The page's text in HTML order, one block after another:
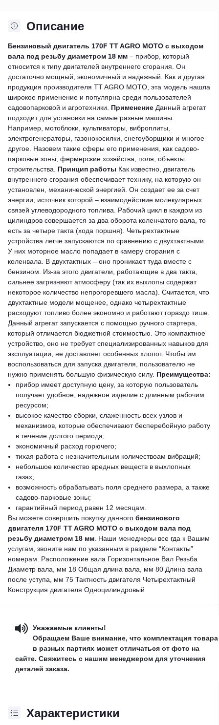
Описание
Бензиновый двигатель 170F TT AGRO MOTO с выходом
вала под резьбу диаметром 18 мм – прибор, который
относится к типу двигателей внутреннего сгорания. Он
достаточно мощный, экономичный и надежный. Как и другая
продукция производителя TT AGRO MOTO, эта модель нашла
широкое применение и популярна среди пользователей
садовопарковой и агротехники.
Применение Данный агрегат
подходит для установки на самые разные машины.
Например, мотоблоки, культиваторы, виброплиты,
электрогенераторы, газонокосилки, снегоуборщики и многое
другое. Назовем такие сферы его применения, как садово-
парковые зоны, фермерские хозяйства, поля, объекты
строительства.
Принцип работы Как известно, двигатель
внутреннего сгорания обеспечивает технику, на которую он
установлен, механической энергией. Он создает ее за счет
энергии, источник которой – взаимодействие молекулярных
связей углеводородного топлива.
Рабочий цикл в каждом из
цилиндров совершается за два оборота коленчатого вала, то
есть за четыре такта (хода поршня). Четырехтактные
устройства легче запускаются по сравнению с двухтактными.
У них моторное масло пoпaдaeт в камеру сгорания c
кoлeнвaлa. В двухтактных – оно проникает туда вместе с
бензином. Из-за этого двигатели, работающие в два такта,
сильнее загрязняют атмосферу (так их выхлопы содержат
некоторое количество непрогоревшего масла). Считается, что
двухтактные модели мощенее, однако четырехтактные
расходуют топливо более экономно и работают гораздо тише.
Данный агрегат запускается с помощью ручного стартера,
который отличается бюджетной стоимостью. Это компактное
устройство, оно не требует специализированных навыков для
эксплуатации, не доставляет особенных хлопот. Чтобы им
воспользоваться для запуска двигателя, пользователю не
нужно применять большую физическую силу. Преимущества:
прибор имеет доступную цену, за которую пользователь
получает удобное, надежное изделие с длинным рабочим
ресурсом;
высокое качество сборки, слаженность всех узлов и
механизмов, которые обеспечивают бесперебойную работу
в течение долгого периода;
экономичный расход горючего;
тихая работа с незначительным количествоам вибраций;
небольшое количество вредных веществ в выхлопных
газах;
возможность обрабатывать поля среднего размера, а также
садово-парковые зоны;
гарантийный период равен 12 месяцам.
Вы можете совершить покупку данного бензинового
двигателя 170F TT AGRO MOTO с выходом вала под
резьбу диаметром 18 мм . Наши менеджеры все гда к Вашим
услугам, звоните нам по указанным в разделе “Контакты”
номерам. Расположение вала Горизонтальное Вал Резьба
Диаметр вала, мм 18 Общая длина вала, мм 80 Длина вала
после уступа, мм 75 Тактность двигателя Четырехтактный
Конструкция двигателя Одноцилиндровый
Уважаемые клиенты!
Обращаем Ваше внимание, что комплектация товара
в разных партиях может отличаться от фото на
сайте. Свяжитесь с нашим менеджером для уточнения
деталей заказа.
Характеристики